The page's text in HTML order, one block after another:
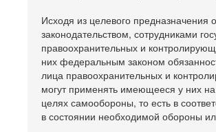
Исходя из целевого
законодательством, сотрудниками
правоохранительных и
них федеральным законом
лица правоохранительных и
могут применять имеющееся у них
целях самообороны, то есть в
в состоянии необходимой обороны